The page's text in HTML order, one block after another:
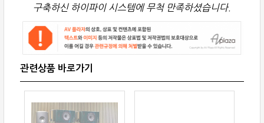
구축하신 하이파이 시스템에 무척 만족하셨습니다.